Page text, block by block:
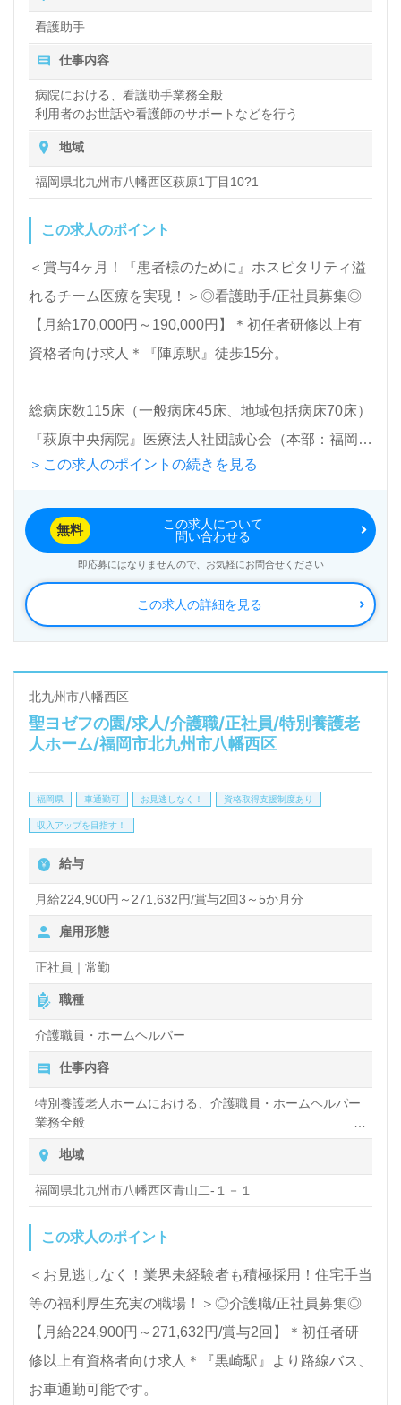
医療/福祉業界の正社員/パート求人探しは【ウィルオ
ブ介護】＊求人情報収集、将来的に検討の方も遠慮な
く＊
LINE、メール、お電話などご希望に応じてお問い合
わせ/ご相談可能です。転職相談、求人紹介、年収交
渉など完全無料サービスをご利用いただけます。＜非
公開求人も取扱いあり！＞"転職支援"のプロと一緒に
転職活動！お問い合わせお待ちしております。
看護助手
仕事内容
病院における、看護助手業務全般
利用者のお世話や看護師のサポートなどを行う
地域
福岡県北九州市八幡西区萩原1丁目10?1
この求人のポイント
＜賞与4ヶ月！『患者様のために』ホスピタリティ溢
れるチーム医療を実現！＞◎看護助手/正社員募集◎
【月給170,000円～190,000円】＊初任者研修以上有
資格者向け求人＊『陣原駅』徒歩15分。
総病床数115床（一般病床45床、地域包括病床70床）
『萩原中央病院』医療法人社団誠心会（本部：福岡県
北九州市）様の運営です。福岡県を中心に循環器、心
科、リュウマチ科、放射線診断科を専門とした病院を
展開されています。
◎『心と心のふれあい×先進の医療技術×快適な医療
空間』ホスピタリティ溢れるチームの一員として、ご
経験を活かしませんか◎
看護助手や介護職経験のある方をお迎えします。病院
での勤務経験は問いません。患者様第一、心と心のふ
れあいを大切にされている病院様です。『患者様のた
制、年収アップを目指せる給与/人事制度もうれしい
ために”を第一に考える職場で働きたい』『施設/病院
勤務経験を活かしたい』『やりがいを感じながら働き
たい』『転職で施設形態や環境を変えて働きたい』等
の方も大歓迎です。募集詳細等、担当コンサルタント
よりご案内します。お問い合わせも遠慮なくお願いし
ます。
医療/福祉業界の正社員/パート求人探しは【ウィルオ
ブ介護】＊求人情報収集、将来的に検討の方も遠慮な
く＊
LINE、メール、お電話などご希望に応じてお問い合
わせ/ご相談可能です。転職相談、求人紹介、年収交
公開求人も取扱いあり！＞"転職支援"のプロと一緒に
転職活動！お問い合わせお待ちしております。
＞この求人のポイントの続きを見る
この求人の詳細を見る
無料
この求人について
問い合わせる
即応募にはなりませんので、お気軽にお問合せください
北九州市八幡西区
聖ヨゼフの園/求人/介護職/正社員/特別養護老
人ホーム/福岡市北九州市八幡西区
福岡県 車通勤可 お見逃しなく！ 資格取得支援制度あり
収入アップを目指す！
給与
月給224,900円～271,632円/賞与2回3～5か月分
雇用形態
正社員｜常勤
職種
介護職員・ホームヘルパー
仕事内容
特別養護老人ホームにおける、介護職員・ホームヘルパー
業務全般
入浴や排せつ、食事などの身体的サポートや、買い物や掃
除、洗濯など日常生活のサポートなど
地域
福岡県北九州市八幡西区青山二-１－１
この求人のポイント
＜お見逃しなく！業界未経験者も積極採用！住宅手当
等の福利厚生充実の職場！＞◎介護職/正社員募集◎
【月給224,900円～271,632円/賞与2回】＊初任者研
修以上有資格者向け求人＊『黒崎駅』より路線バス、
お車通勤可能です。